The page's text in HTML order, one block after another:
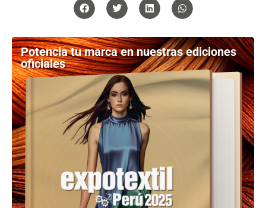
Potencia tu marca en nuestras ediciones
oficiales